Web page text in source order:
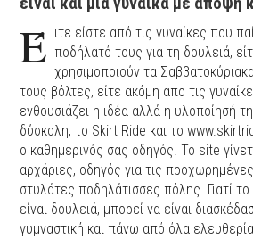
Έ ιτε είστε από τις γυναίκες που
ποδήλατό τους για τη δουλειά,
χρησιμοποιούν τα
τους βόλτες, είτε ακόμη απο τις
ενθουσιάζει η ιδέα αλλά η υλοποίησή
δύσκολη, το Skirt Ride και το
ο καθημερινός σας οδηγός. Το site
αρχάριες, οδηγός για τις
στυλάτες ποδηλάτισσες πόλης. Γιατί
είναι δουλειά, μπορεί να είναι
γυμναστική και πάνω από όλα